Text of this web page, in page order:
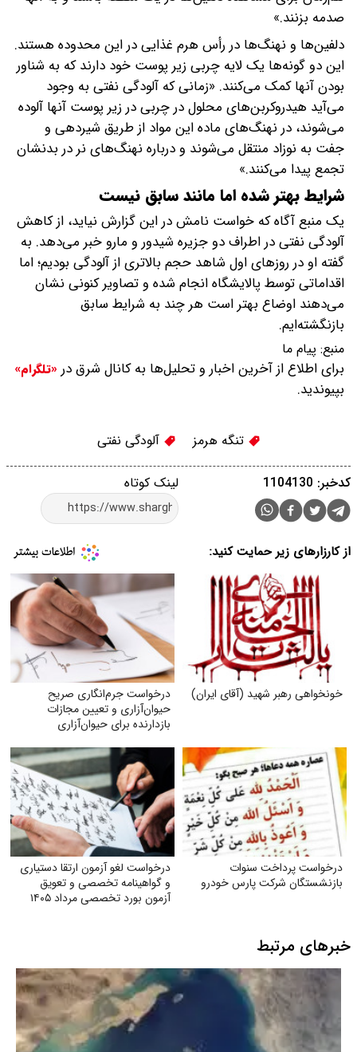
صدمه بزنند.»
دلفین‌ها و نهنگ‌ها در رأس هرم غذایی در این محدوده هستند.
این دو گونه‌ها یک لایه چربی زیر پوست خود دارند که به شناور
بودن آنها کمک می‌کنند. «زمانی که آلودگی نفتی به وجود
می‌آید هیدروکربن‌های محلول در چربی در زیر پوست آنها آلوده
می‌شوند، در نهنگ‌های ماده این مواد از طریق شیردهی و
جفت به نوزاد منتقل می‌شوند و درباره نهنگ‌های نر در بدنشان
تجمع پیدا می‌کنند.»
شرایط بهتر شده اما مانند سابق نیست
یک منبع آگاه که خواست نامش در این گزارش نیاید، از کاهش
آلودگی نفتی در اطراف دو جزیره شیدور و مارو خبر می‌دهد. به
گفته او در روزهای اول شاهد حجم بالاتری از آلودگی بودیم؛ اما
اقداماتی توسط پالایشگاه انجام شده و تصاویر کنونی نشان
می‌دهند اوضاع بهتر است هر چند به شرایط سابق
بازنگشته‌ایم.
منبع: پیام ما
برای اطلاع از آخرین اخبار و تحلیل‌ها به کانال شرق در «تلگرام»
بپیوندید.
تنگه هرمز آلودگی نفتی
لینک کوتاه کدخبر: 1104130
از کارزارهای زیر حمایت کنید:
خونخواهی رهبر شهید (آقای ایران)
درخواست جرم‌انگاری صریح
حیوان‌آزاری و تعیین مجازات
بازدارنده برای حیوان‌آزاری
درخواست پرداخت سنوات
بازنشستگان شرکت پارس خودرو
درخواست لغو آزمون ارتقا دستیاری
و گواهینامه تخصصی و تعویق
آزمون بورد تخصصی مرداد ۱۴۰۵
خبرهای مرتبط